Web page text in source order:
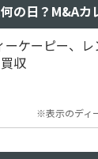
の日？M&Aカ
ケーピー、
収
※表示のディ